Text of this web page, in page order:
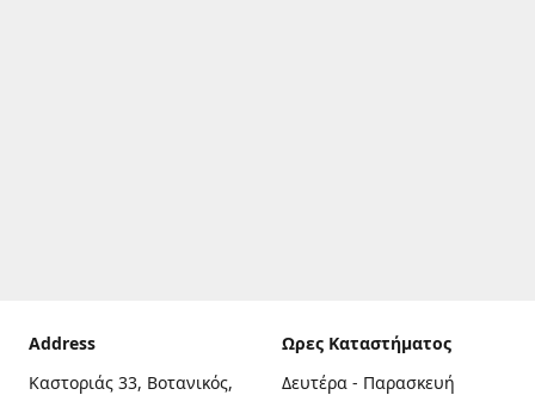
Address
Καστοριάς 33, Βοτανικός,
Ωρες Καταστήματος
Δευτέρα - Παρασκευή